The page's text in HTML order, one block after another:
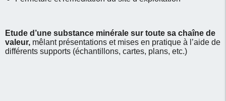
Etude d’une substance minérale sur toute sa chaîne de
valeur, mêlant présentations et mises en pratique à l’aide de
différents supports (échantillons, cartes, plans, etc.)